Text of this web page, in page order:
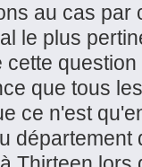
au cas par
le plus
que tous
ce n'est
département